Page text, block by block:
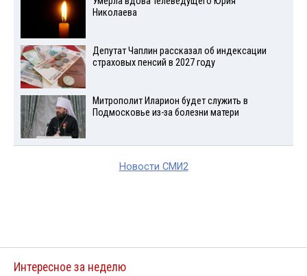
Николаева
Депутат Чаплин рассказал об индексации
страховых пенсий в 2027 году
Митрополит Иларион будет служить в
Подмосковье из-за болезни матери
Новости СМИ2
Интересное за неделю